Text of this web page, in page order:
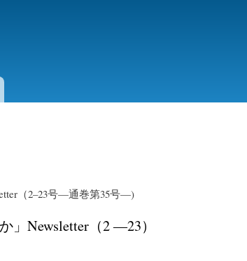
ン
（2–23号—通巻第35号—)
」 Newsletter（2 ―23）